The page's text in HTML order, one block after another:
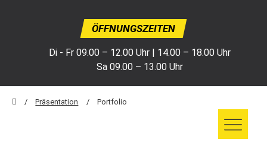
ÖFFNUNGSZEITEN
Di - Fr 09.00 – 12.00 Uhr | 14.00 – 18.00 Uhr
Sa 09.00 – 13.00 Uhr
Präsentation Portfolio